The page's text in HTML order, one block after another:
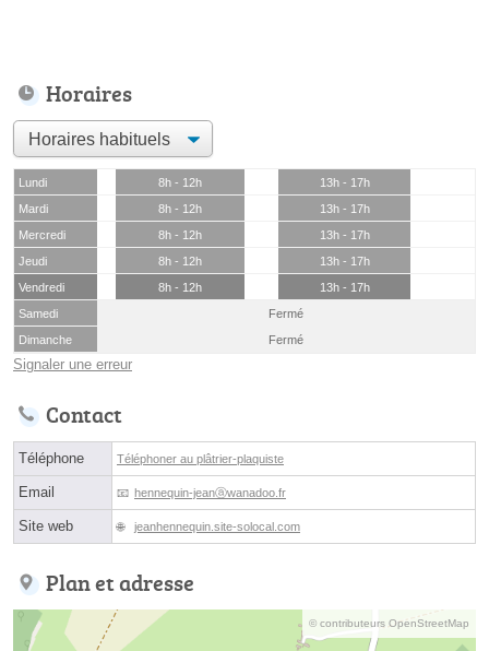
Horaires
Lundi 8h - 12h
13h - 17h
Mardi
8h - 12h
13h - 17h
Mercredi
8h - 12h
13h - 17h
Jeudi
8h - 12h
13h - 17h
Vendredi
8h - 12h
13h - 17h
Samedi
Fermé
Dimanche
Fermé
Signaler une erreur
Contact
Téléphone Téléphoner au plâtrier-plaquiste
Email hennequin-jeanⓐwanadoo.fr
Site web jeanhennequin.site-solocal.com
Plan et adresse
© contributeurs OpenStreetMap